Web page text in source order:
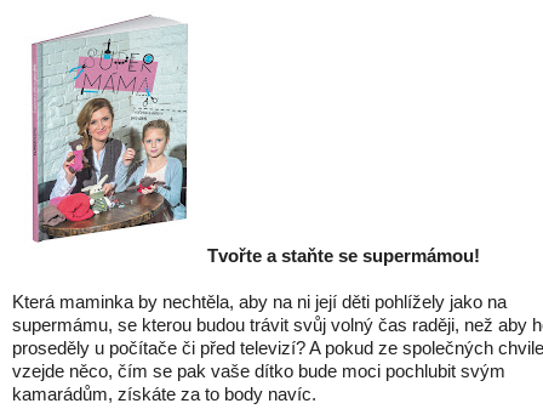
Tvořte a staňte se supermámou!
Která maminka by nechtěla, aby na ni její děti pohlížely jako na
supermámu, se kterou budou trávit svůj volný čas raději, než aby
proseděly u počítače či před televizí? A pokud ze společných
vzejde něco, čím se pak vaše dítko bude moci pochlubit svým
kamarádům, získáte za to body navíc.